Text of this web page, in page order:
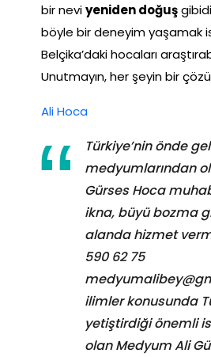
bir neviyeniden doğuş
böyle bir deneyim yaşamak
Belçika’daki hocaları
Unutmayın, her şeyin bir
Ali Hoca
Türkiye’nin önde
medyumlarından
Gürses Hoca
ikna, büyü bozma
alanda hizmet
590 62 75
ilimler konusunda
yetiştirdiği önemli
olan Medyum Ali